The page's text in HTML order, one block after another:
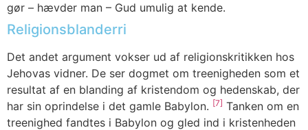
gør – hævder man – Gud umulig at kende.
Religionsblanderri
Det andet argument vokser ud af religionskritikken hos
Jehovas vidner. De ser dogmet om treenigheden som et
resultat af en blanding af kristendom og hedenskab, der
har sin oprindelse i det gamle Babylon. [7] Tanken om en
treenighed fandtes i Babylon og gled ind i kristenheden